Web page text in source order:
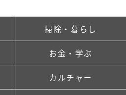
掃除・暮らし
お金・学ぶ
カルチャー